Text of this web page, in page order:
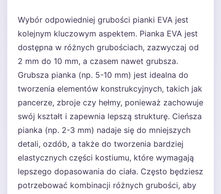
Wybór odpowiedniej grubości pianki EVA jest
kolejnym kluczowym aspektem. Pianka EVA jest
dostępna w różnych grubościach, zazwyczaj od
2 mm do 10 mm, a czasem nawet grubsza.
Grubsza pianka (np. 5-10 mm) jest idealna do
tworzenia elementów konstrukcyjnych, takich jak
pancerze, zbroje czy hełmy, ponieważ zachowuje
swój kształt i zapewnia lepszą strukturę. Cieńsza
pianka (np. 2-3 mm) nadaje się do mniejszych
detali, ozdób, a także do tworzenia bardziej
elastycznych części kostiumu, które wymagają
lepszego dopasowania do ciała. Często będziesz
potrzebować kombinacji różnych grubości, aby